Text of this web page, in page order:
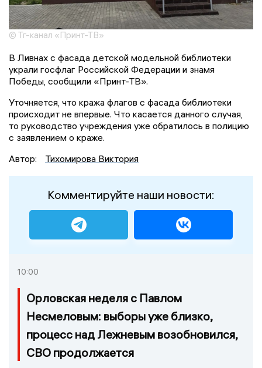
© Тг-канал «Принт-ТВ»
В Ливнах с фасада детской модельной библиотеки
украли госфлаг Российской Федерации и знамя
Победы, сообщили «Принт-ТВ».
Уточняется, что кража флагов с фасада библиотеки
происходит не впервые. Что касается данного случая,
то руководство учреждения уже обратилось в полицию
с заявлением о краже.
Автор:
Тихомирова Виктория
Комментируйте наши новости:
10:00
Орловская неделя с Павлом
Несмеловым: выборы уже близко,
процесс над Лежневым возобновился,
СВО продолжается